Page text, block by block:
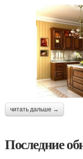
читать дальше →
Последние